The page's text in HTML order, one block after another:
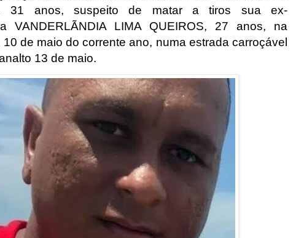
31 anos, suspeito de matar a tiros sua ex-
VANDERLÃNDIA LIMA QUEIROS, 27 anos, na
de maio do corrente ano, numa estrada carroçável
13 de maio.